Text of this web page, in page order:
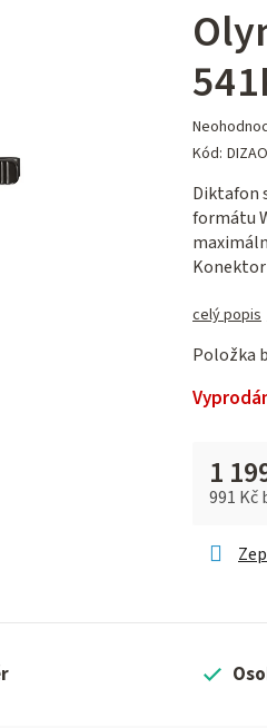
Průměrné
je
0,0
z 5
hvězdiček.
Kód:
Diktafon
formátu
Konektor
celý popis
Položka
1
991 Kč